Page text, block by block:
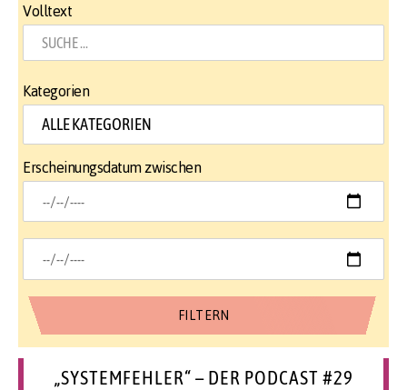
Volltext
Kategorien
Erscheinungsdatum zwischen
„SYSTEMFEHLER“ – DER PODCAST #29